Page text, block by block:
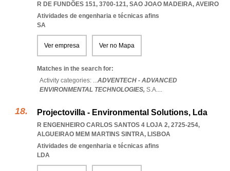
R DE FUNDÕES 151, 3700-121, SAO JOAO MADEIRA, AVEIRO
Atividades de engenharia e técnicas afins
SA
Ver empresa Ver no Mapa
Matches in the search for:
Activity categories: ...ADVENTECH - ADVANCED
ENVIRONMENTAL TECHNOLOGIES, S.A....
Projectovilla - Environmental Solutions, Lda
R ENGENHEIRO CARLOS SANTOS 4 LOJA 2, 2725-254,
ALGUEIRAO MEM MARTINS SINTRA, LISBOA
Atividades de engenharia e técnicas afins
LDA